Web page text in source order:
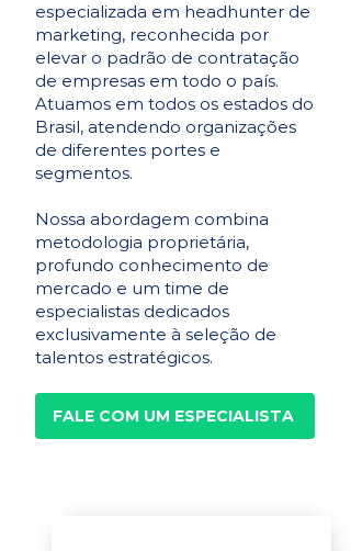
especializada em headhunter de
marketing, reconhecida por
elevar o padrão de contratação
de empresas em todo o país.
Atuamos em todos os estados do
Brasil, atendendo organizações
de diferentes portes e
segmentos.
Nossa abordagem combina
metodologia proprietária,
profundo conhecimento de
mercado e um time de
especialistas dedicados
exclusivamente à seleção de
talentos estratégicos.
FALE COM UM ESPECIALISTA